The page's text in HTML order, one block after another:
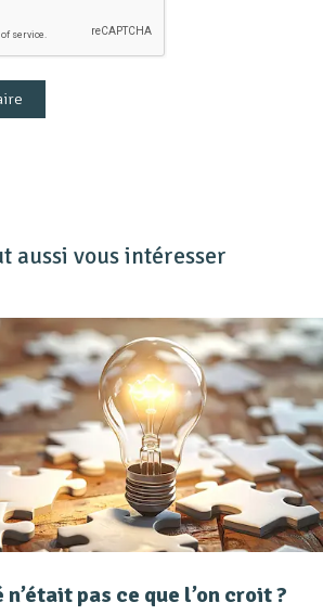
aussi vous intéresser
pas ce que l’on croit ?